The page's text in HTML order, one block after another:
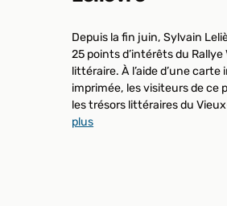
Depuis la fin juin, Sylvain
25 points d’intérêts du
littéraire. À l’aide d’une
imprimée, les visiteurs de ce
les trésors littéraires du
plus